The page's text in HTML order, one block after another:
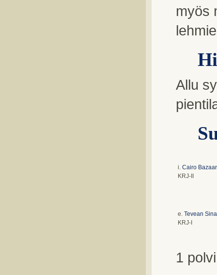
myös
Allu
i. Cairo Bazaar
KRJ-II
e. Tevean Sina
KRJ-I
1